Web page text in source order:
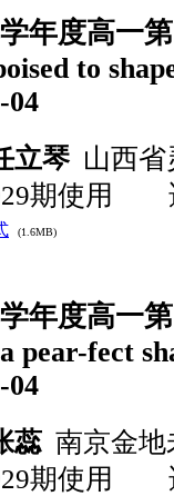
年度高一
to
04
立琴 山西
期使用
(1.6MB)
年度高一
pear-fect
04
蕊 南京金地
期使用